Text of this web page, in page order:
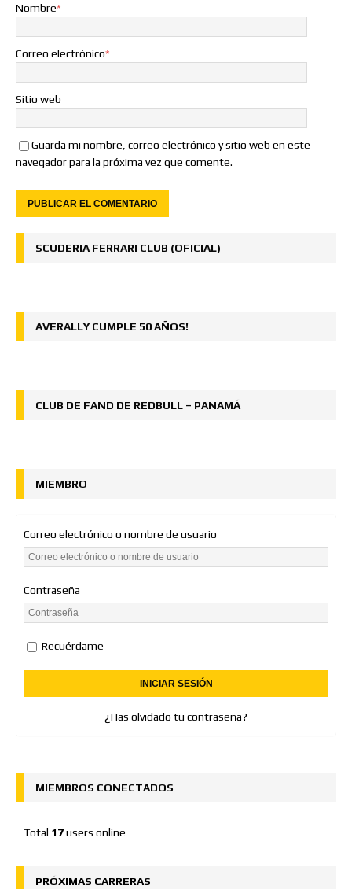
Nombre*
Correo electrónico*
Sitio web
Guarda mi nombre, correo electrónico y sitio web en este
navegador para la próxima vez que comente.
SCUDERIA FERRARI CLUB (OFICIAL)
AVERALLY CUMPLE 50 AÑOS!
CLUB DE FAND DE REDBULL – PANAMÁ
MIEMBRO
Correo electrónico o nombre de usuario
Contraseña
Recuérdame
¿Has olvidado tu contraseña?
MIEMBROS CONECTADOS
Total 17users online
PRÓXIMAS CARRERAS